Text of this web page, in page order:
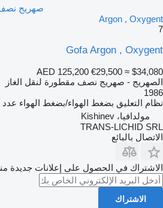
Argon , Oxygent
7
Gofa Argon , Oxygent
AED 125,200 €29,500 ≈ $34,080
الصهريج - صهريج نصف مقطورة لنقل الغاز
1986
نظام التعليق بضغط الهواء/بضغط الهواء عدد
مولدافيا، Kishinev
TRANS-LICHID SRL
الاتصال بالبائع
الاشتراك في الحصول على إعلانات جديدة
الاشتراك